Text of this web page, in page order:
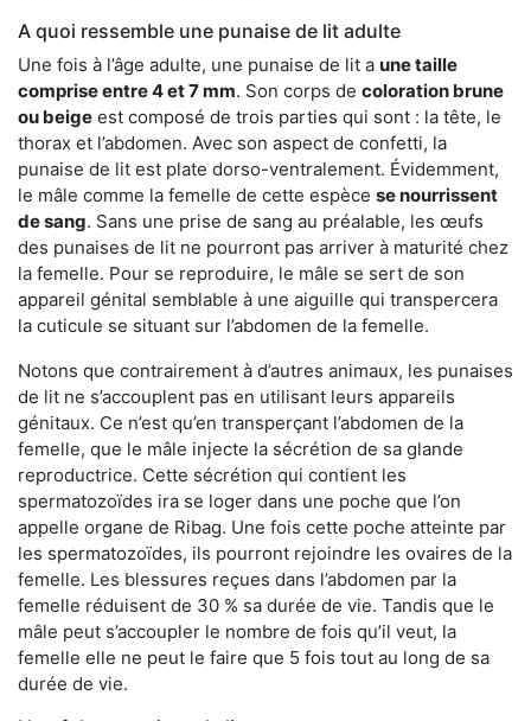
A quoi ressemble une punaise de lit adulte
Une fois à l’âge adulte, une punaise de lit a une taille
comprise entre 4 et 7 mm. Son corps de coloration brune
ou beige est composé de trois parties qui sont : la tête, le
thorax et l’abdomen. Avec son aspect de confetti, la
punaise de lit est plate dorso-ventralement. Évidemment,
le mâle comme la femelle de cette espèce se nourrissent
de sang. Sans une prise de sang au préalable, les œufs
des punaises de lit ne pourront pas arriver à maturité chez
la femelle. Pour se reproduire, le mâle se sert de son
appareil génital semblable à une aiguille qui transpercera
la cuticule se situant sur l’abdomen de la femelle.
Notons que contrairement à d’autres animaux, les punaises
de lit ne s’accouplent pas en utilisant leurs appareils
génitaux. Ce n’est qu’en transperçant l’abdomen de la
femelle, que le mâle injecte la sécrétion de sa glande
reproductrice. Cette sécrétion qui contient les
spermatozoïdes ira se loger dans une poche que l’on
appelle organe de Ribag. Une fois cette poche atteinte par
les spermatozoïdes, ils pourront rejoindre les ovaires de la
femelle. Les blessures reçues dans l’abdomen par la
femelle réduisent de 30 % sa durée de vie. Tandis que le
mâle peut s’accoupler le nombre de fois qu’il veut, la
femelle elle ne peut le faire que 5 fois tout au long de sa
durée de vie.